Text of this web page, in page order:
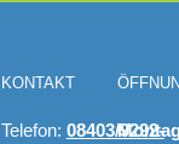
KONTAKT
Telefon: 08403/9292-